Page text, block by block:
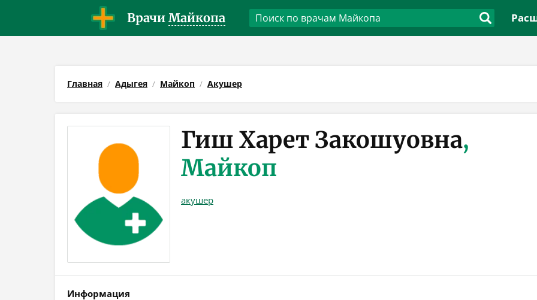
Врачи Майкопа
Главная Адыгея Майкоп Акушер
Гиш Харет Закошуовна,
Майкоп
акушер
Информация